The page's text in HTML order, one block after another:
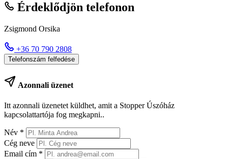
Érdeklődjön telefonon
Zsigmond Orsika
+36 70 790 2808
Telefonszám felfedése
Azonnali üzenet
Itt azonnali üzenetet küldhet, amit a Stopper Úszóház
kapcsolattartója fog megkapni..
Név *
Cég neve
Email cím *